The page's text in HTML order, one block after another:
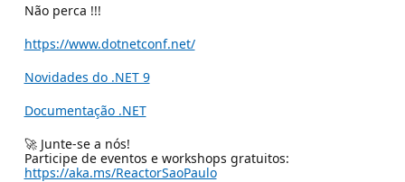
Não perca !!!
https://www.dotnetconf.net/
Novidades do .NET 9
Documentação .NET
🚀 Junte-se a nós!
Participe de eventos e workshops gratuitos:
https://aka.ms/ReactorSaoPaulo